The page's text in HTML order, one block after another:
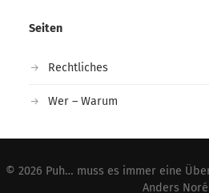
Seiten
Rechtliches
Wer – Warum
© 2026 Puh… muss es immer eine
Anders